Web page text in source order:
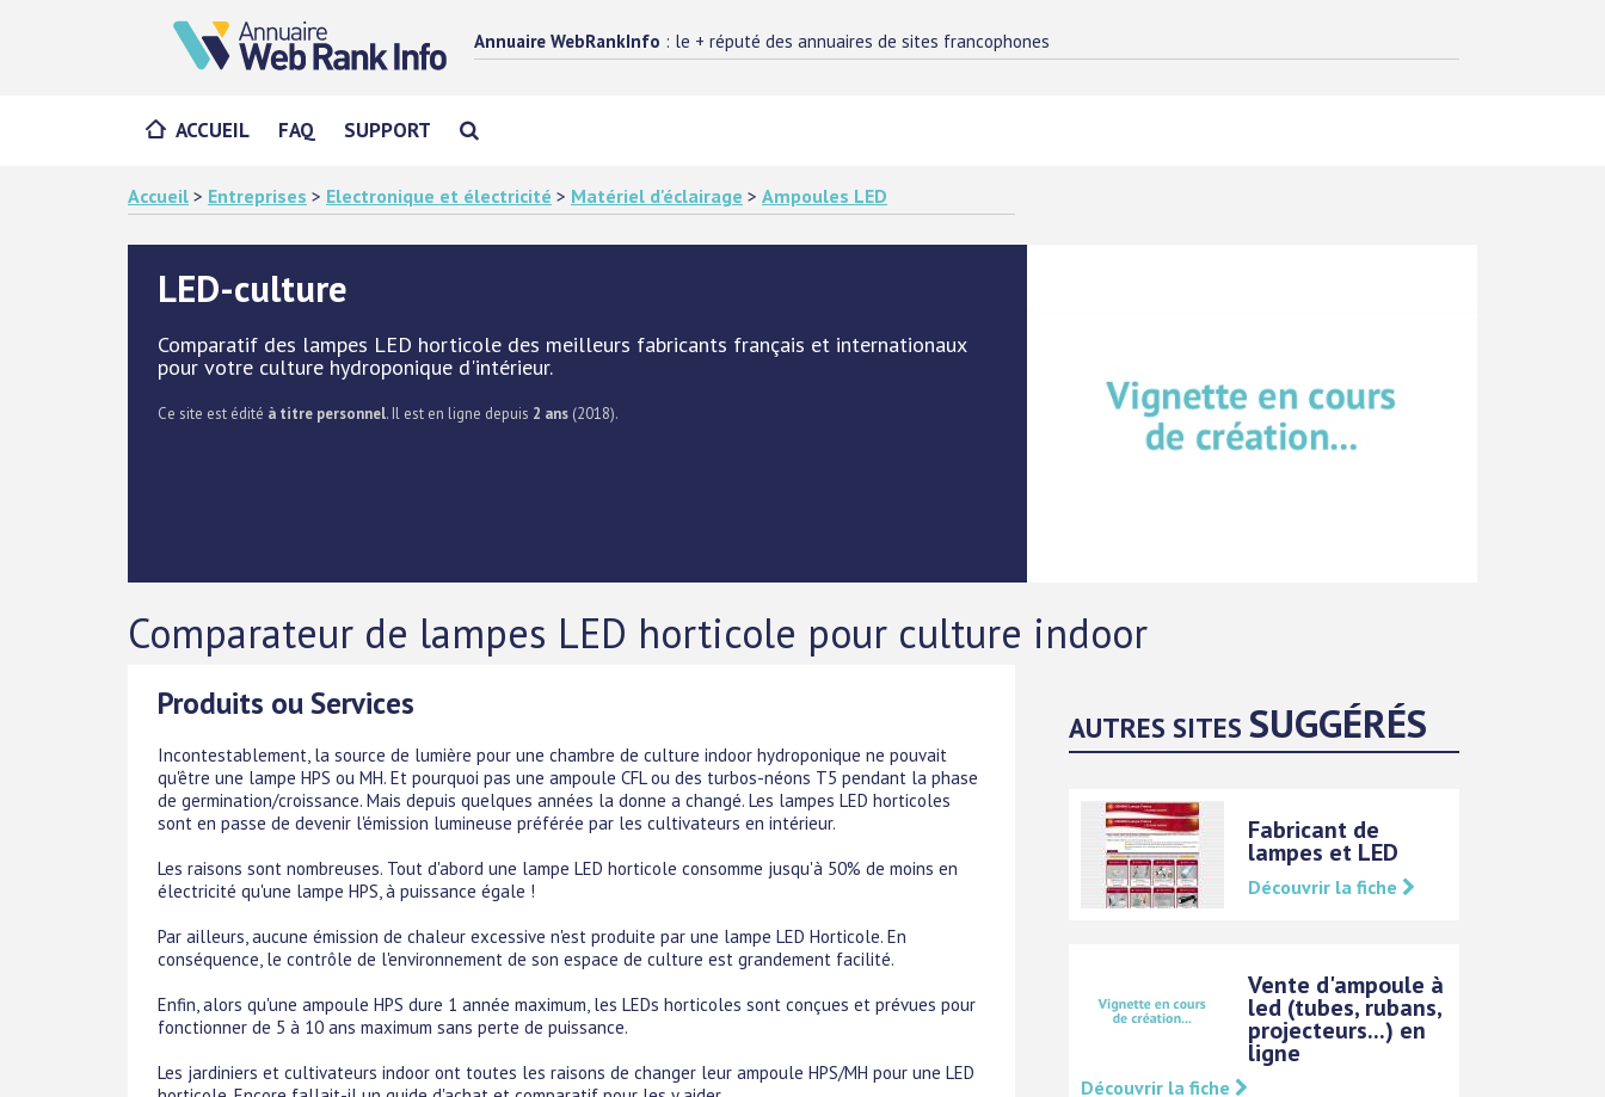
Annuaire WebRankInfo : le + réputé des annuaires de sites francophones
ACCUEIL FAQ SUPPORT
Accueil > Entreprises > Electronique et électricité > Matériel d'éclairage > Ampoules LED
LED-culture
Comparatif des lampes LED horticole des meilleurs fabricants français et internationaux
pour votre culture hydroponique d'intérieur.
Ce site est édité à titre personnel. Il est en ligne depuis 2 ans (2018).
Comparateur de lampes LED horticole pour culture indoor
Produits ou Services
Incontestablement, la source de lumière pour une chambre de culture indoor hydroponique ne pouvait
qu'être une lampe HPS ou MH. Et pourquoi pas une ampoule CFL ou des turbos-néons T5 pendant la phase
de germination/croissance. Mais depuis quelques années la donne a changé. Les lampes LED horticoles
sont en passe de devenir l'émission lumineuse préférée par les cultivateurs en intérieur.
Les raisons sont nombreuses. Tout d'abord une lampe LED horticole consomme jusqu'à 50% de moins en
électricité qu'une lampe HPS, à puissance égale !
Par ailleurs, aucune émission de chaleur excessive n'est produite par une lampe LED Horticole. En
conséquence, le contrôle de l'environnement de son espace de culture est grandement facilité.
Enfin, alors qu'une ampoule HPS dure 1 année maximum, les LEDs horticoles sont conçues et prévues pour
fonctionner de 5 à 10 ans maximum sans perte de puissance.
Les jardiniers et cultivateurs indoor ont toutes les raisons de changer leur ampoule HPS/MH pour une LED
AUTRES SITESSUGGÉRÉS
Fabricant de
lampes et LED
Découvrir la fiche
Vente d'ampoule à
led (tubes, rubans,
projecteurs...) en
ligne
Découvrir la fiche